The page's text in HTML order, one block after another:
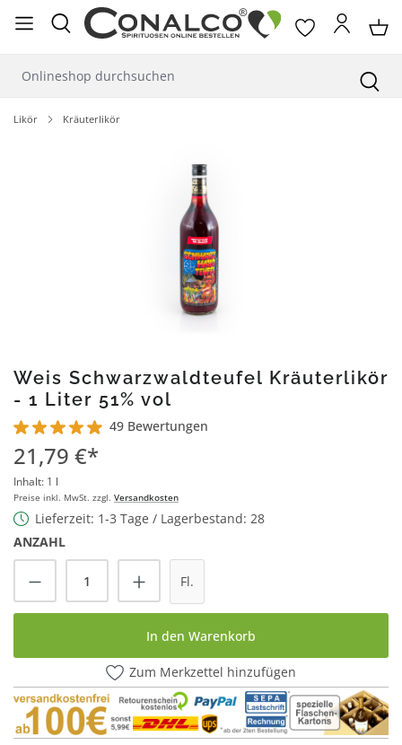
springen
Likör Kräuterlikör
Weis Schwarzwaldteufel Kräuterlikör
- 1 Liter 51% vol
Durchschnittliche Bewertung von 4.9 von 5 Sternen
49 Bewertungen
21,79 €*
Inhalt: 1 l
Preise inkl. MwSt. zzgl. Versandkosten
Lieferzeit: 1-3 Tage / Lagerbestand: 28
ANZAHL
Produkt Anzahl: Gib den gewünschten
Fl.
In den Warenkorb
Zum Merkzettel hinzufügen